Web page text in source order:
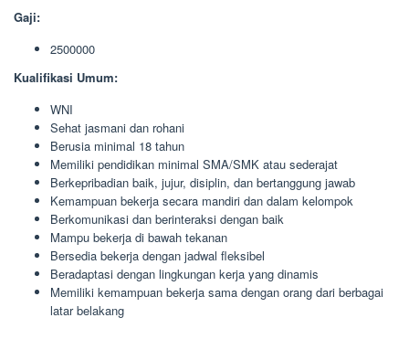
Gaji:
2500000
Kualifikasi Umum:
WNI
Sehat jasmani dan rohani
Berusia minimal 18 tahun
Memiliki pendidikan minimal SMA/SMK atau sederajat
Berkepribadian baik, jujur, disiplin, dan bertanggung jawab
Kemampuan bekerja secara mandiri dan dalam kelompok
Berkomunikasi dan berinteraksi dengan baik
Mampu bekerja di bawah tekanan
Bersedia bekerja dengan jadwal fleksibel
Beradaptasi dengan lingkungan kerja yang dinamis
Memiliki kemampuan bekerja sama dengan orang dari berbagai
latar belakang